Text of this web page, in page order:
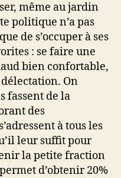
même au jardin
politique n’a pas
de s’occuper à ses
: se faire une
bien confortable,
délectation. On
fassent de la
des
à tous les
leur suffit pour
la petite fraction
d’obtenir 20%